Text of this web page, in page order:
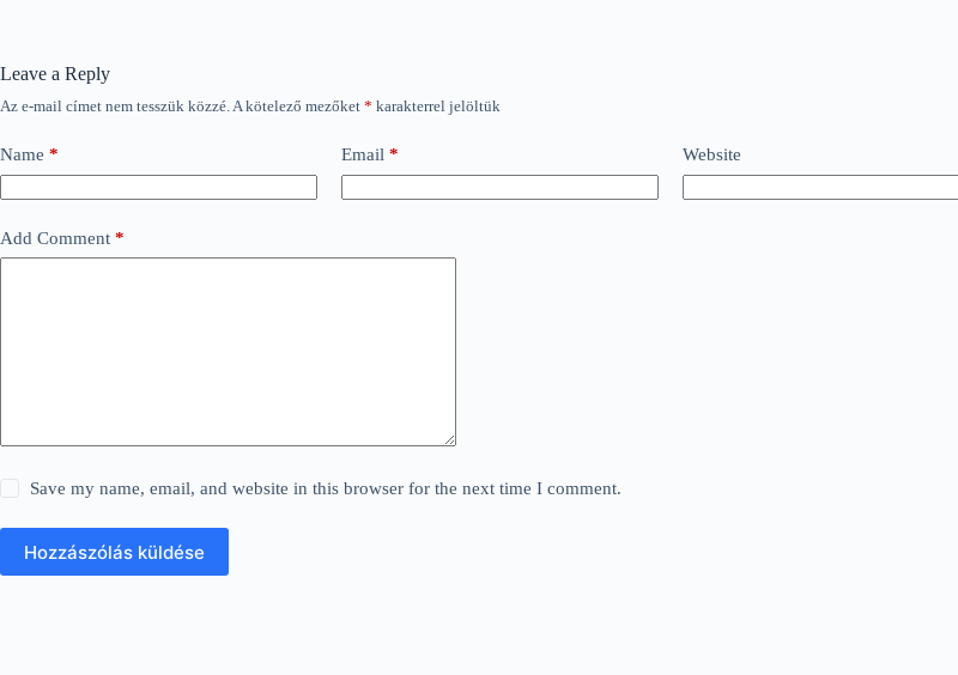
Leave a Reply
Az e-mail címet nem tesszük közzé.A kötelező mezőket * karakterrel jelöltük
Name * Email * Website
Add Comment *
Save my name, email, and website in this browser for the next time I comment.
Hozzászólás küldése